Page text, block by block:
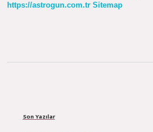
https://astrogun.com.tr Sitemap
Son Yazılar